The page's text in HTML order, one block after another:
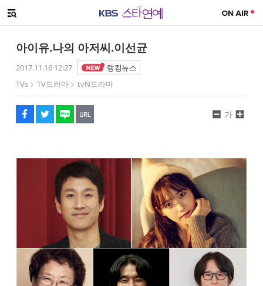
메뉴 열기
아이유.나의 아저씨.이선균
2017.11.16 12:27
랭킹뉴스
TVs
TV드라마 tvN드라마
페이스북
트위터
네이버
URL복사
글씨 작게보기
가
글씨 크게보기